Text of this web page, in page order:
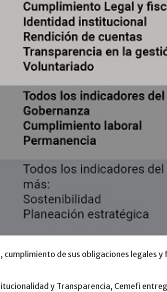
de sus obligaciones legales
y Transparencia, Cemefi